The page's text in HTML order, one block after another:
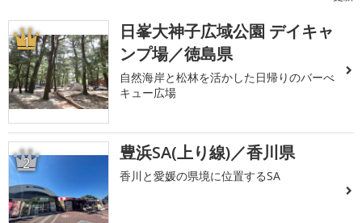
1
日峯大神子広域公園 デイキャ
ンプ場／徳島県
自然海岸と松林を活かした日帰りのバーべ
キュー広場
2 豊浜SA(上り線)／香川県
香川と愛媛の県境に位置するSA